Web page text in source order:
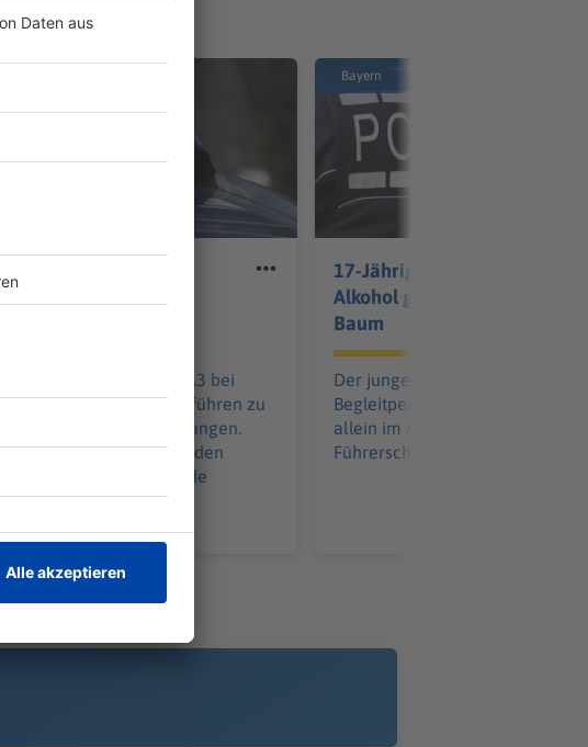
führen zu
Verkehrsunfälle auf der A3 bei
und Höchstadt führen zu
stundenlangen Behinderungen.
Gaffer behinderten den
Verkehr. Ein Mensch wurde
verletzt.
Bayern
17-Jähriger fährt unter
Alkohol gegen einen
Baum
Der junge Mann hätte eine
Begleitperson gebraucht - war
allein im Auto. Der vorläufige
Führerschein ist erst einmal